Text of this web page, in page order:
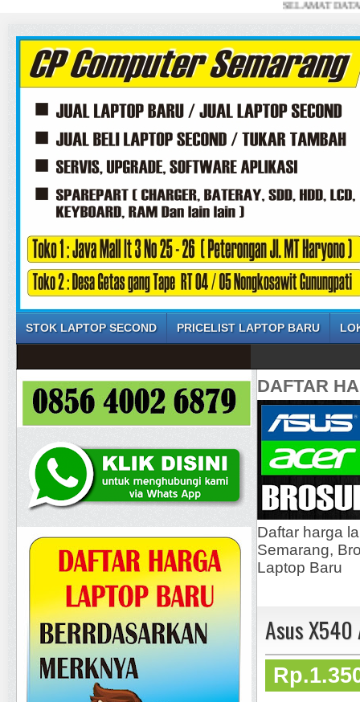
SELAMAT DATANG DI
STOK LAPTOP SECOND PRICELIST LAPTOP BARU
DAFTAR
Daftar harga
Semarang,
Laptop Baru
Asus X540